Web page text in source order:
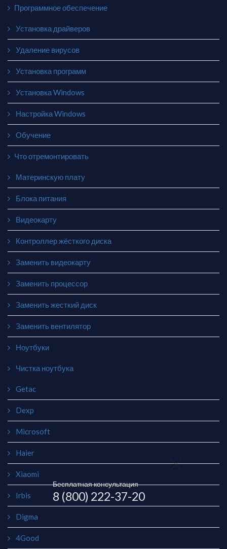
Бесплатная консультация
8 (800) 222-37-20
Программное обеспечение
Установка драйверов
Удаление вирусов
Установка программ
Установка Windows
Настройка Windows
Обучение
Что отремонтировать
Материнскую плату
Блока питания
Видеокарту
Контроллер жёсткого диска
Заменить видеокарту
Заменить процессор
Заменить жесткий диск
Заменить вентилятор
Ноутбуки
Чистка ноутбука
Getac
Dexp
Microsoft
Haier
Xiaomi
Irbis
Digma
4Good